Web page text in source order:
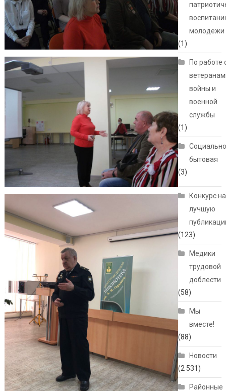
молодежи
(1)
По работе
войны и
военной
службы
(1)
бытовая
(3)
Конкурс на
лучшую
(123)
Медики
трудовой
доблести
(58)
Мы
вместе!
(88)
Новости
(2 531)
Районные